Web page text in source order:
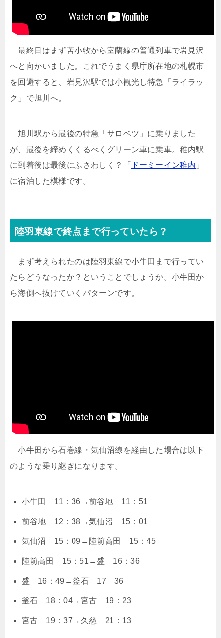
最終日はまず苫小牧から室蘭線の普通列車で岩見沢
へと向かいました。これでうまく県庁所在地の札幌市
を回避すると、岩見沢駅では小観光し特急「ライラッ
ク」で旭川へ。
旭川駅から最後の特急「サロベツ」に乗りました
が、最後を締めくくるべくグリーン車に乗車。稚内駅
に到着後は最後にふさわしく？「
ドーミーイン稚内 」
に宿泊した模様です。
陸羽東線で終点まで行っていたら？
まず考えられたのは陸羽東線で小牛田まで行ってい
たらどうなったか？ということでしょうか。小牛田か
ら海側へ抜けていくパターンです。
小牛田から石巻線・気仙沼線を経由した場合は以下
のような乗り継ぎになります。
小牛田 11：36→前谷地 11：51
前谷地 12：38→気仙沼 15：01
気仙沼 15：09→陸前高田 15：45
陸前高田 15：51→盛 16：36
盛 16：49→釜石 17：36
釜石 18：04→宮古 19：23
宮古 19：37→久慈 21：13